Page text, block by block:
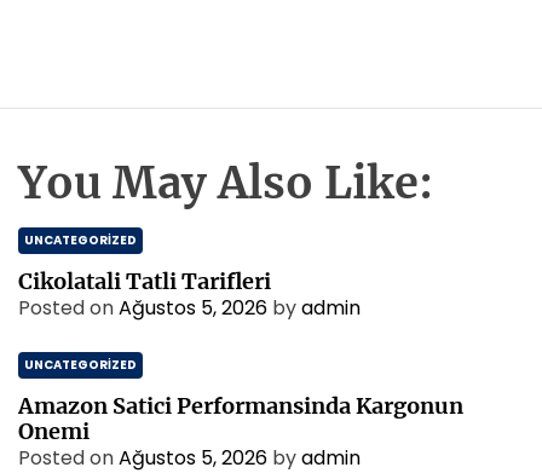
You May Also Like:
UNCATEGORIZED
Cikolatali Tatli Tarifleri
Posted onAğustos 5, 2026 byadmin
UNCATEGORIZED
Amazon Satici Performansinda Kargonun
Onemi
Posted onAğustos 5, 2026 byadmin